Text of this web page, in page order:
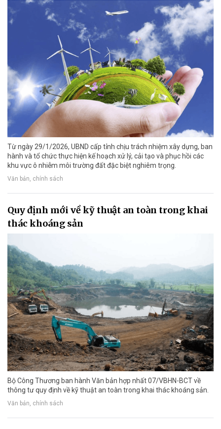
Từ ngày 29/1/2026, UBND cấp tỉnh chịu trách nhiệm xây dựng, ban
hành và tổ chức thực hiện kế hoạch xử lý, cải tạo và phục hồi các
khu vực ô nhiễm môi trường đất đặc biệt nghiêm trọng.
Văn bản, chính sách
Quy định mới về kỹ thuật an toàn trong khai
thác khoáng sản
Bộ Công Thương ban hành Văn bản hợp nhất 07/VBHN-BCT về
thông tư quy định về kỹ thuật an toàn trong khai thác khoáng sản.
Văn bản, chính sách